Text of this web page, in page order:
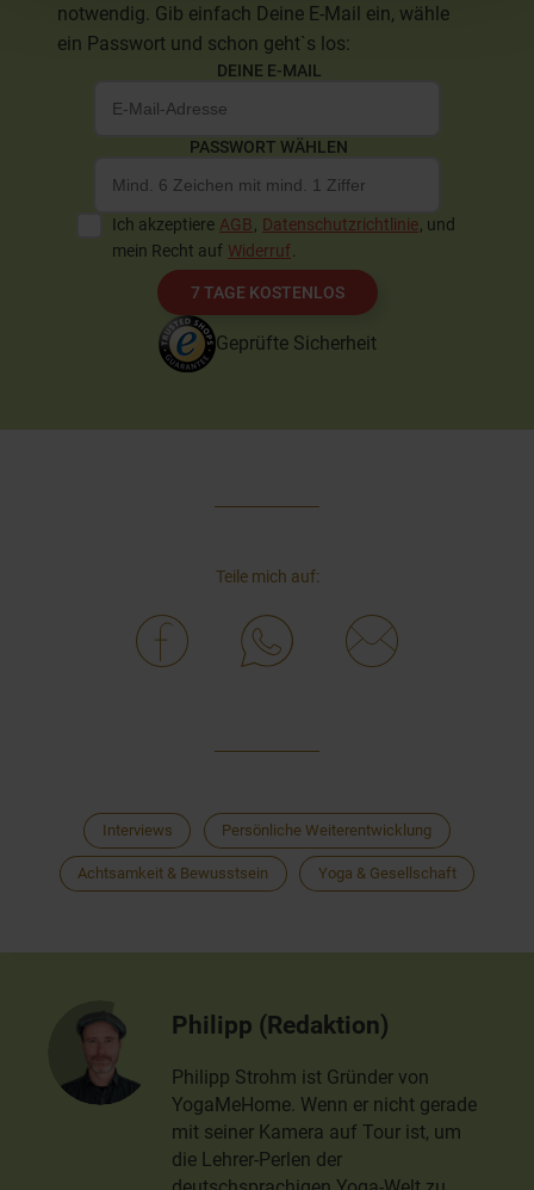
notwendig. Gib einfach Deine E-Mail ein, wähle
ein Passwort und schon geht`s los:
DEINE E-MAIL
PASSWORT WÄHLEN
Ich akzeptiere AGB, Datenschutzrichtlinie, und
mein Recht auf Widerruf.
7 TAGE KOSTENLOS
Geprüfte Sicherheit
Teile mich auf:
Interviews Persönliche Weiterentwicklung
Achtsamkeit & Bewusstsein Yoga & Gesellschaft
Philipp (Redaktion)
Philipp Strohm ist Gründer von
YogaMeHome. Wenn er nicht gerade
mit seiner Kamera auf Tour ist, um
die Lehrer-Perlen der